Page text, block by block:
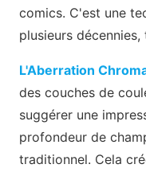
comics. C'est une
plusieurs
L'Aberration
des couches de
suggérer une
profondeur de
traditionnel. Cela